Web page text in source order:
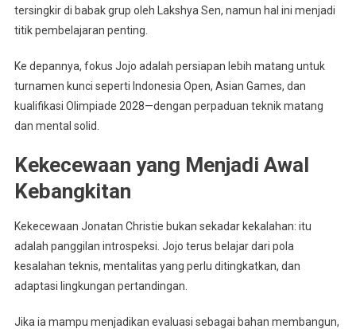
tersingkir di babak grup oleh Lakshya Sen, namun hal ini menjadi
titik pembelajaran penting.
Ke depannya, fokus Jojo adalah persiapan lebih matang untuk
turnamen kunci seperti Indonesia Open, Asian Games, dan
kualifikasi Olimpiade 2028—dengan perpaduan teknik matang
dan mental solid.
Kekecewaan yang Menjadi Awal
Kebangkitan
Kekecewaan Jonatan Christie bukan sekadar kekalahan: itu
adalah panggilan introspeksi. Jojo terus belajar dari pola
kesalahan teknis, mentalitas yang perlu ditingkatkan, dan
adaptasi lingkungan pertandingan.
Jika ia mampu menjadikan evaluasi sebagai bahan membangun,